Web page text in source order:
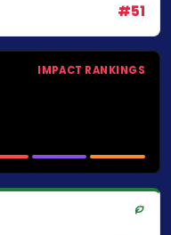
#51
IMPACT RANKINGS